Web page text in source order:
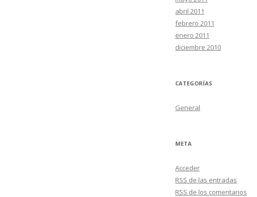
abril 2011
febrero 2011
enero 2011
diciembre 2010
CATEGORÍAS
General
META
Acceder
RSS de las entradas
RSS de los comentarios